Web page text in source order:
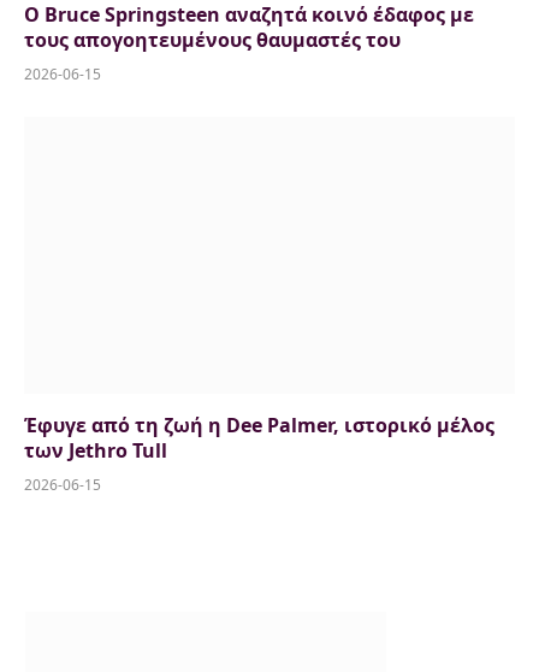
Ο Bruce Springsteen αναζητά κοινό έδαφος με
τους απογοητευμένους θαυμαστές του
2026-06-15
Έφυγε από τη ζωή η Dee Palmer, ιστορικό μέλος
των Jethro Tull
2026-06-15